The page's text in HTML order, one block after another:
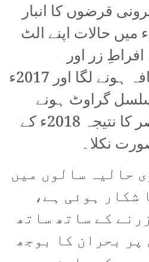
قرضوں کا انبار
بڑھ رہا تھا۔ 2013ء میں حالات اپنے الٹ
زر اور
بیروزگاری میں اضافہ ہونے لگا اور 2017ء
گراوٹ ہونے
لگی۔ ان تمام عناصر کا نتیجہ 2018ء کے
نکلا۔
حالیہ سالوں میں
شکار ہوئی ہے،
کے ساتھ ساتھ
بحران کا بوجھ